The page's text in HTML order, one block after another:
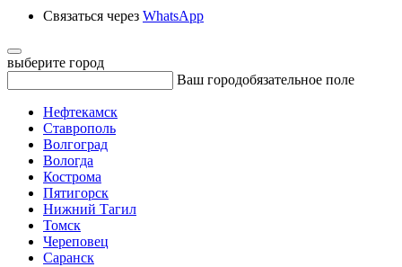
Связаться через WhatsApp
выберите город
Ваш городобязательное поле
Нефтекамск
Ставрополь
Волгоград
Вологда
Кострома
Пятигорск
Нижний Тагил
Томск
Череповец
Саранск